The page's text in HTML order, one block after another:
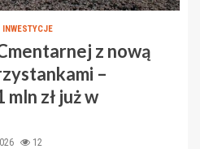
INWESTYCJE
z nową
–
zł już w
12